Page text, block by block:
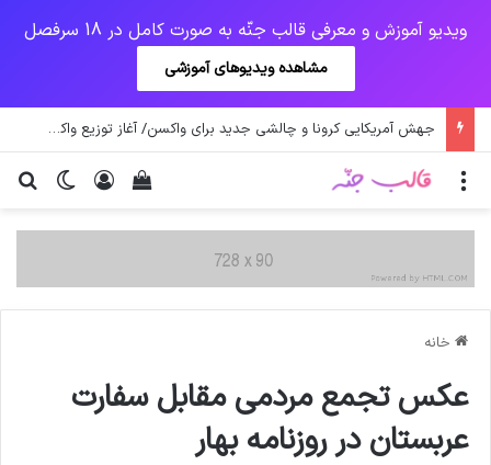
ویدیو آموزش و معرفی قالب جنّه به صورت کامل در 18 سرفصل
مشاهده ویدیوهای آموزشی
جهش آمریکایی کرونا و چالشی جدید برای واکسن/ آغاز توزیع واکسن از سوی اتحادیه کوواکس
تغییر ورود
دیدن سبد خرید منو
خانه
عکس تجمع مردمی مقابل سفارت
عربستان در روزنامه بهار